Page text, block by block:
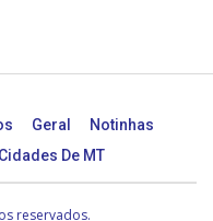
Geral
Notinhas
Cidades De MT
reservados.